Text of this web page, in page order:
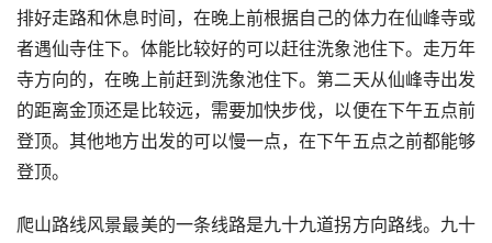
排好走路和休息时间，在晚上前根据自己的体力在仙峰寺或
者遇仙寺住下。体能比较好的可以赶往洗象池住下。走万年
寺方向的，在晚上前赶到洗象池住下。第二天从仙峰寺出发
的距离金顶还是比较远，需要加快步伐，以便在下午五点前
登顶。其他地方出发的可以慢一点，在下午五点之前都能够
登顶。
爬山路线风景最美的一条线路是九十九道拐方向路线。九十